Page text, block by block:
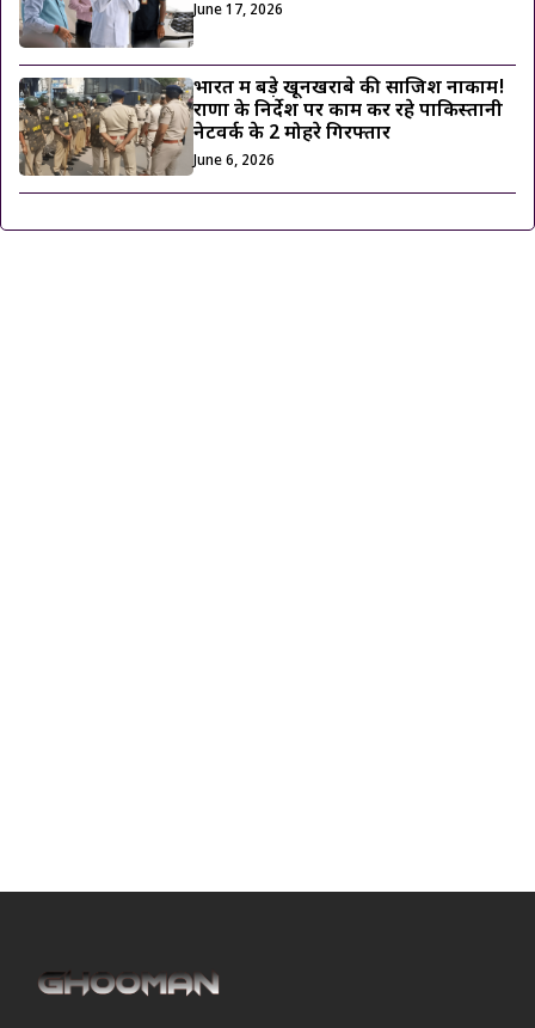
June 17, 2026
भारत में बड़े खूनखराबे की साजिश नाकाम!
राणा के निर्देश पर काम कर रहे पाकिस्तानी
नेटवर्क के 2 मोहरे गिरफ्तार
June 6, 2026